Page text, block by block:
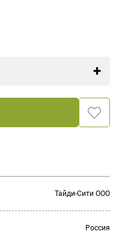
Тайди-Сити ООО
Россия